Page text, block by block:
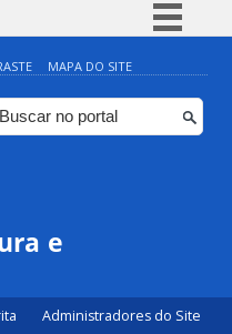
Simplifique!
Comunica BR
Participe
MAPA DO SITE
e
Administradores do Site